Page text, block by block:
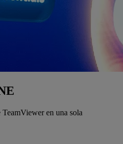
en una sola